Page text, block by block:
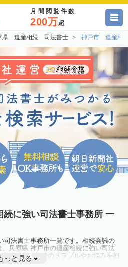
月間閲覧件数
200万超
県 遺産相続 司法書士 神戸市 遺産相
続に強い司法書士事務所 一
司法書士事務所一覧です。相続会議の
、兵庫県 神戸市の遺産相続に強い司法
来ます。相続のトラブルやお悩みを抱
に相談してみましょう。
っと見る